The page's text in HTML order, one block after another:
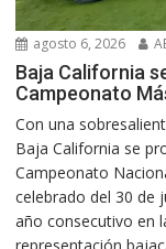
agosto 6, 2026
Baja California
Campeonato
Con una
Baja California se
Campeonato
celebrado del 30 de
año consecutivo en